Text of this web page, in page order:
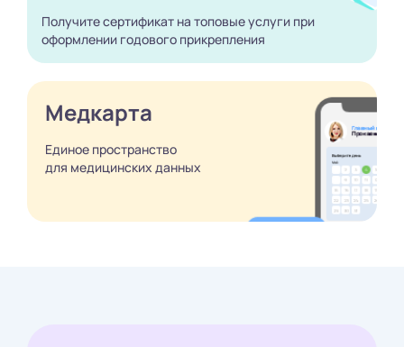
Получите сертификат на топовые услуги при
оформлении годового прикрепления
Медкарта
Единое пространство
для медицинских данных